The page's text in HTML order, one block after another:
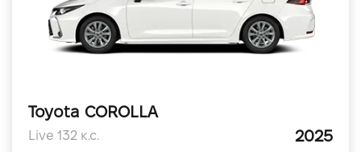
Toyota COROLLA
Live 132 к.с. 2025